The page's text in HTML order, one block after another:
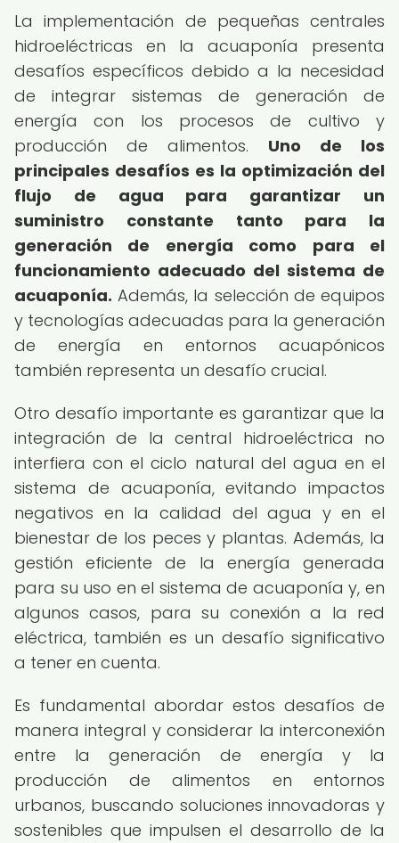
La implementación de pequeñas centrales
hidroeléctricas en la acuaponía presenta
desafíos específicos debido a la necesidad
de integrar sistemas de generación de
energía con los procesos de cultivo y
producción de alimentos. Uno de los
principales desafíos es la optimización del
flujo de agua para garantizar un
suministro constante tanto para la
generación de energía como para el
funcionamiento adecuado del sistema de
acuaponía. Además, la selección de equipos
y tecnologías adecuadas para la generación
de energía en entornos acuapónicos
también representa un desafío crucial.
Otro desafío importante es garantizar que la
integración de la central hidroeléctrica no
interfiera con el ciclo natural del agua en el
sistema de acuaponía, evitando impactos
negativos en la calidad del agua y en el
bienestar de los peces y plantas. Además, la
gestión eficiente de la energía generada
para su uso en el sistema de acuaponía y, en
algunos casos, para su conexión a la red
eléctrica, también es un desafío significativo
a tener en cuenta.
Es fundamental abordar estos desafíos de
manera integral y considerar la interconexión
entre la generación de energía y la
producción de alimentos en entornos
urbanos, buscando soluciones innovadoras y
sostenibles que impulsen el desarrollo de la